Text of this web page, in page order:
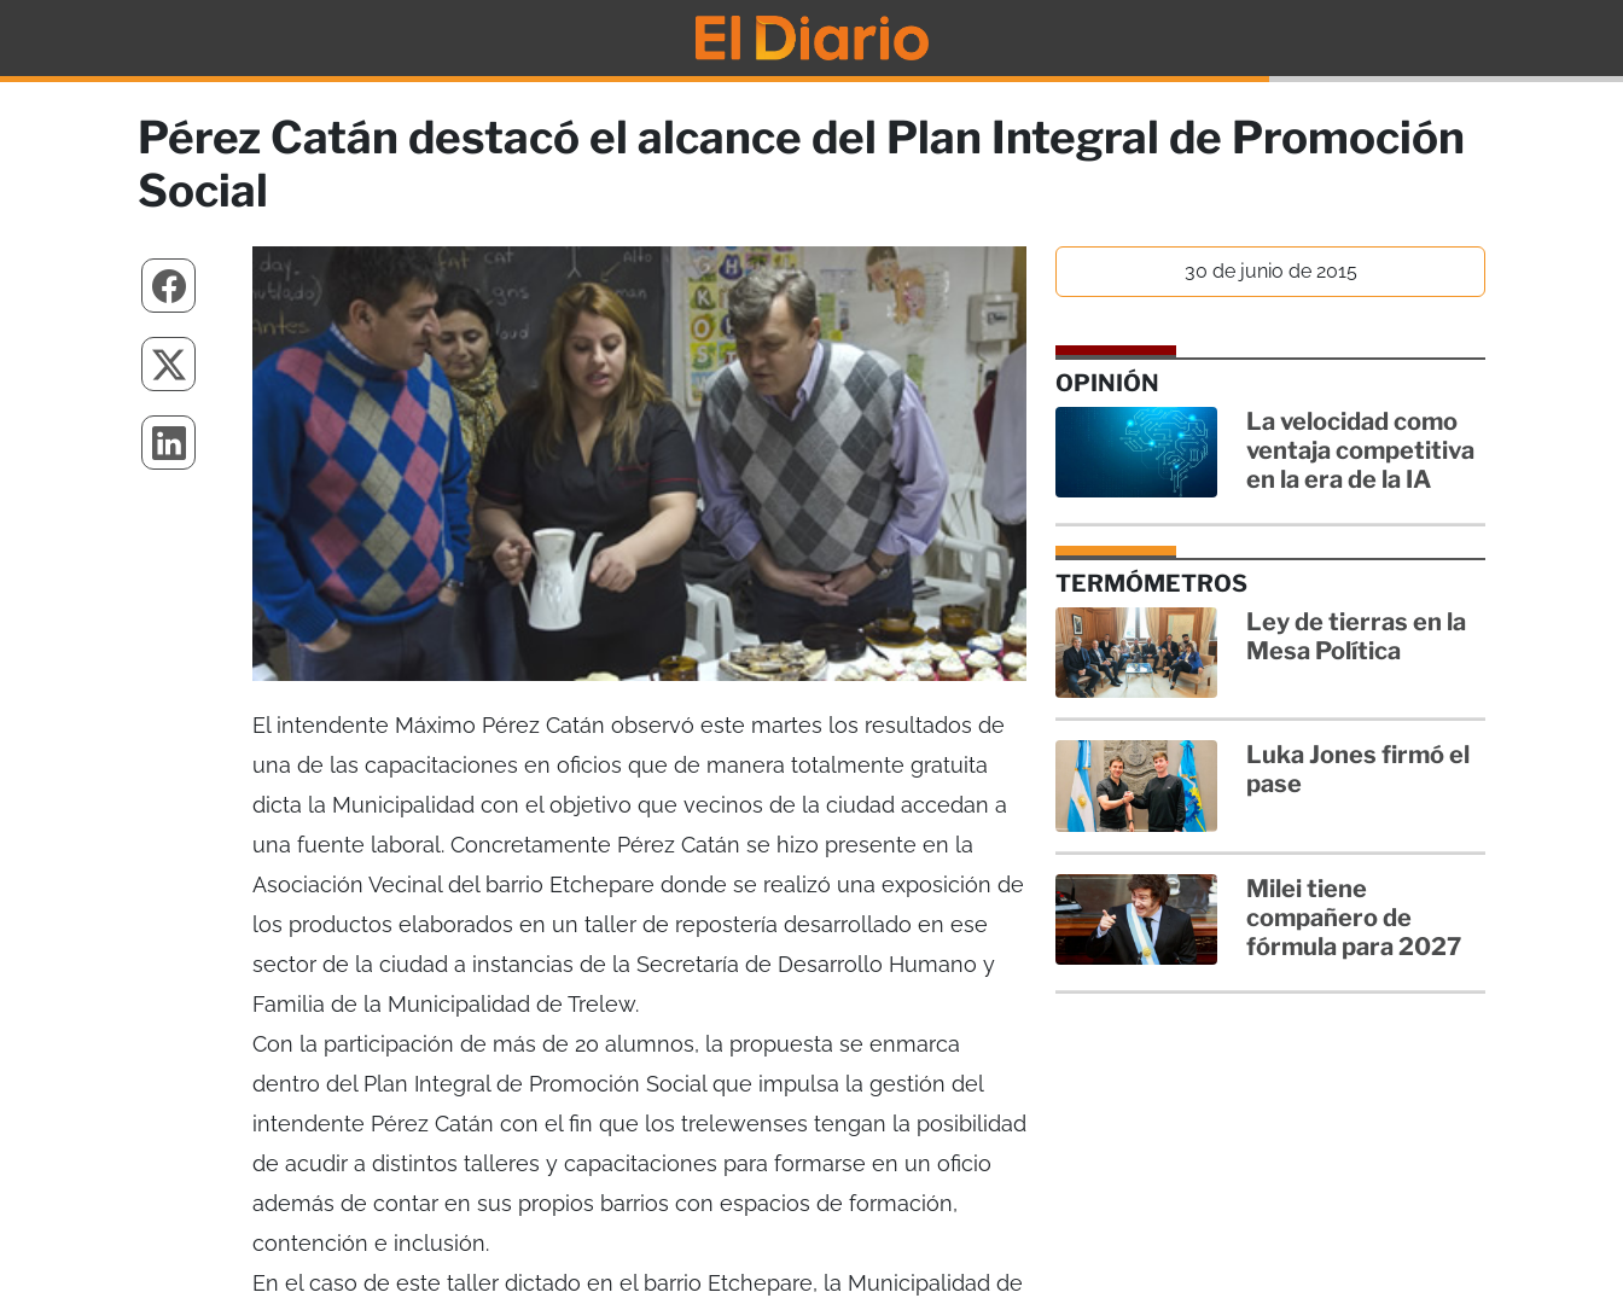
Pérez Catán destacó el alcance del Plan Integral de Promoción
Social
El intendente Máximo Pérez Catán observó este martes los resultados de
una de las capacitaciones en oficios que de manera totalmente gratuita
dicta la Municipalidad con el objetivo que vecinos de la ciudad accedan a
una fuente laboral. Concretamente Pérez Catán se hizo presente en la
Asociación Vecinal del barrio Etchepare donde se realizó una exposición de
los productos elaborados en un taller de repostería desarrollado en ese
sector de la ciudad a instancias de la Secretaría de Desarrollo Humano y
Familia de la Municipalidad de Trelew.
Con la participación de más de 20 alumnos, la propuesta se enmarca
dentro del Plan Integral de Promoción Social que impulsa la gestión del
intendente Pérez Catán con el fin que los trelewenses tengan la posibilidad
de acudir a distintos talleres y capacitaciones para formarse en un oficio
además de contar en sus propios barrios con espacios de formación,
contención e inclusión.
En el caso de este taller dictado en el barrio Etchepare, la Municipalidad de
30 de junio de 2015
OPINIÓN
La velocidad como
ventaja competitiva
en la era de la IA
TERMÓMETROS
Ley de tierras en la
Mesa Política
Luka Jones firmó el
pase
Milei tiene
compañero de
fórmula para 2027